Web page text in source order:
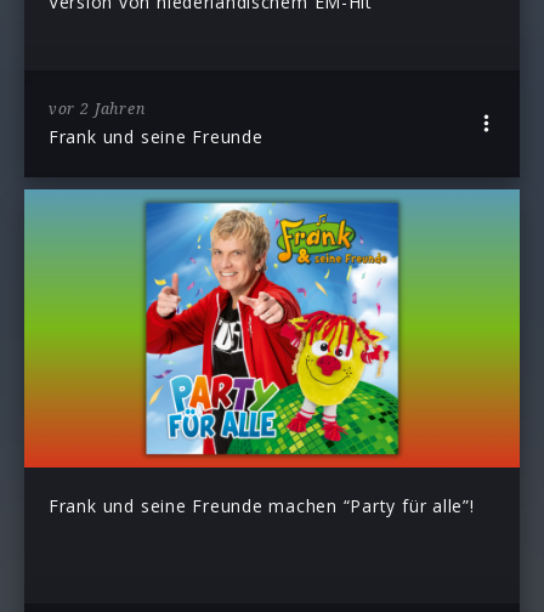
vor 2 Jahren
Frank und seine Freunde
Frank und seine Freunde machen “Party für alle”!